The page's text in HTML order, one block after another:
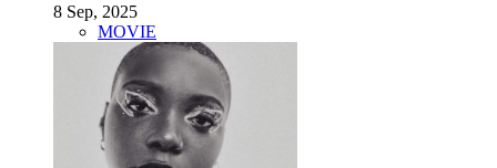
8 Sep, 2025
MOVIE